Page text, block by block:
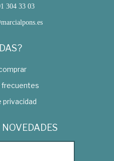
304 33 03
frecuentes
privacidad